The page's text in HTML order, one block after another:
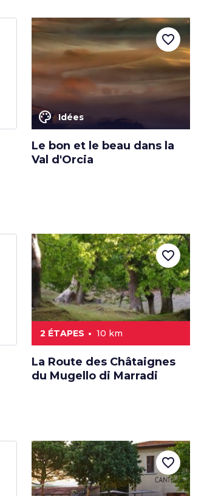
color_lens Idées
Le bon et le beau dans la
Val d'Orcia
favorite_border
2 ÉTAPES 10 km
La Route des Châtaignes
du Mugello di Marradi
favorite_border
favorite_border